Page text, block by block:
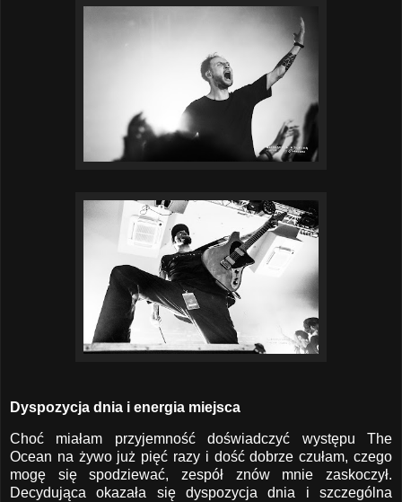
Dyspozycja dnia i energia miejsca
Choć miałam przyjemność doświadczyć występu The
Ocean na żywo już pięć razy i dość dobrze czułam, czego
mogę się spodziewać, zespół znów mnie zaskoczył.
Decydująca okazała się dyspozycja dnia i szczególna